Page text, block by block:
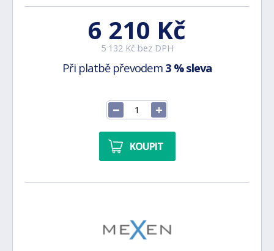
6 210 Kč
5 132 Kč bez DPH
Při platbě převodem 3 % sleva
KOUPIT